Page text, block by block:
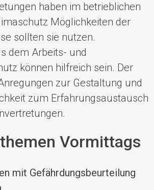
haben im betrieblichen
Möglichkeiten der
sollten sie nutzen.
dem Arbeits- und
können hilfreich sein. Der
zur Gestaltung und
zum Erfahrungsaustausch
Vormittags
mit Gefährdungsbeurteilung